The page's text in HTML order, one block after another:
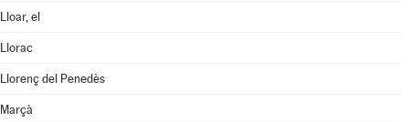
Lloar, el
Llorac
Llorenç del Penedès
Marçà